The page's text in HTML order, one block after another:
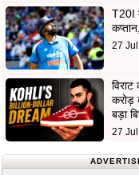
T20I
27
करोड़
बड़ा
27